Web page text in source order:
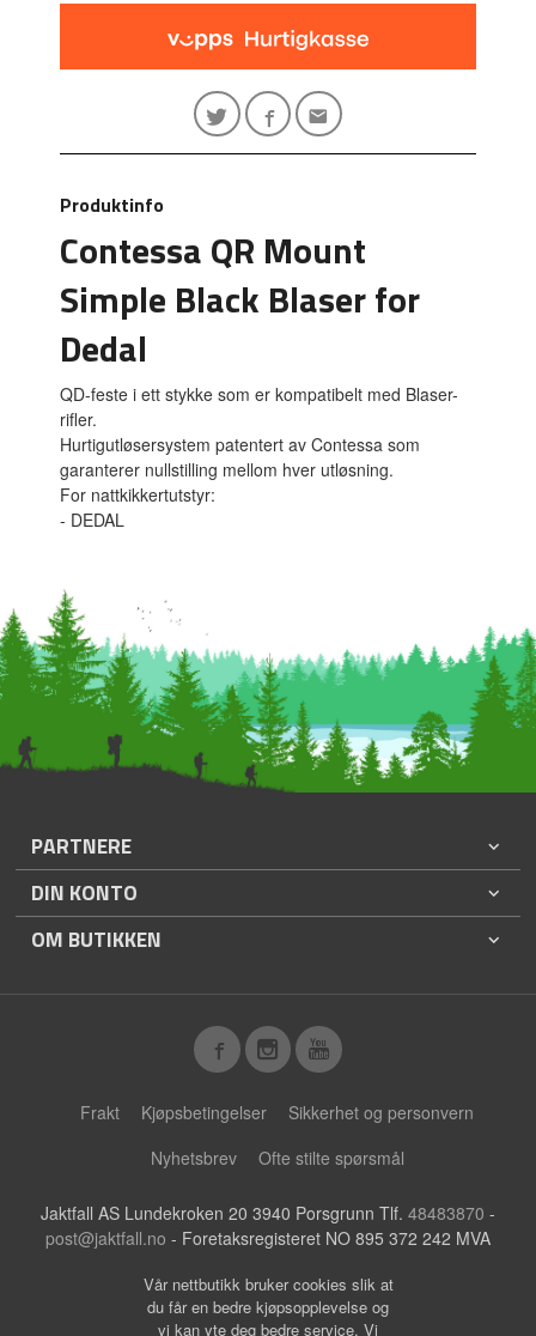
Produktinfo
Contessa QR Mount
Simple Black Blaser for
Dedal
QD-feste i ett stykke som er kompatibelt med Blaser-
rifler.
Hurtigutløsersystem patentert av Contessa som
garanterer nullstilling mellom hver utløsning.
For nattkikkertutstyr:
- DEDAL
PARTNERE
DIN KONTO
OM BUTIKKEN
Frakt Kjøpsbetingelser
Sikkerhet og personvern
Nyhetsbrev
Ofte stilte spørsmål
Jaktfall AS Lundekroken 20 3940 Porsgrunn Tlf. 48483870 -
post@jaktfall.no - Foretaksregisteret NO 895 372 242 MVA
Vår nettbutikk bruker cookies slik at
du får en bedre kjøpsopplevelse og
vi kan yte deg bedre service. Vi